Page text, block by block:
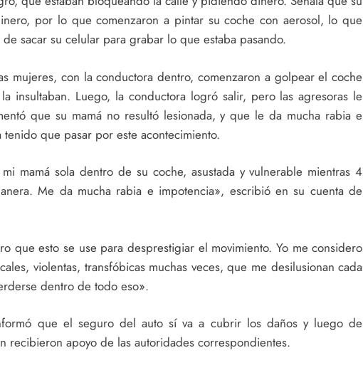
por lo que comenzaron a pintar su coche con aerosol, lo que
sacar su celular para grabar lo que estaba pasando.
mujeres, con la conductora dentro, comenzaron a golpear el coche
insultaban. Luego, la conductora logró salir, pero las agresoras le
que su mamá no resultó lesionada, y que le da mucha rabia e
que pasar por este acontecimiento.
mamá sola dentro de su coche, asustada y vulnerable mientras 4
Me da mucha rabia e impotencia», escribió en su cuenta de
que esto se use para desprestigiar el movimiento. Yo me considero
violentas, transfóbicas muchas veces, que me desilusionan cada
dentro de todo eso».
que el seguro del auto sí va a cubrir los daños y luego de
recibieron apoyo de las autoridades correspondientes.